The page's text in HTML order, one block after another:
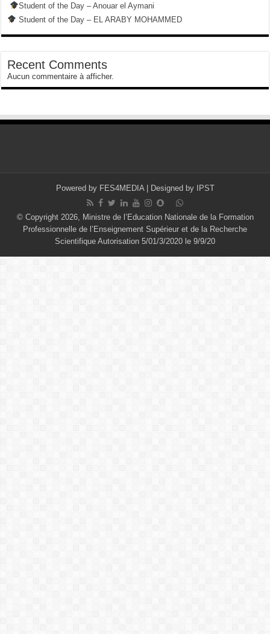
Student of the Day – Anouar el Aymani
Student of the Day – EL ARABY MOHAMMED
Recent Comments
Aucun commentaire à afficher.
Powered by FES4MEDIA| Designed by IPST
© Copyright 2026, Ministre de l’Education Nationale de la Formation
Professionnelle de l’Enseignement Supérieur et de la Recherche
Scientifique Autorisation 5/01/3/2020 le 9/9/20